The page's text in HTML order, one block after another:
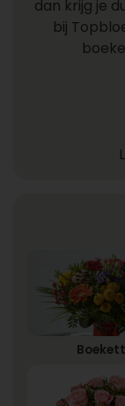
dan krijg je
bij